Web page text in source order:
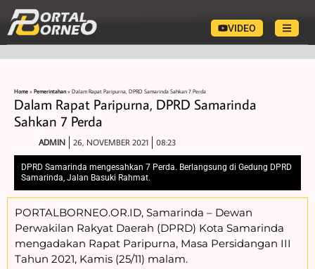
VIDEO
Home » Pemerintahan » Dalam Rapat Paripurna, DPRD Samarinda Sahkan 7 Perda
Dalam Rapat Paripurna, DPRD Samarinda
Sahkan 7 Perda
ADMIN 26, NOVEMBER 2021 08:23
DPRD Samarinda mengesahkan 7 Perda. Berlangsung di Gedung DPRD
Samarinda, Jalan Basuki Rahmat.
PORTALBORNEO.OR.ID, Samarinda – Dewan
Perwakilan Rakyat Daerah (DPRD) Kota Samarinda
mengadakan Rapat Paripurna, Masa Persidangan III
Tahun 2021, Kamis (25/11) malam.